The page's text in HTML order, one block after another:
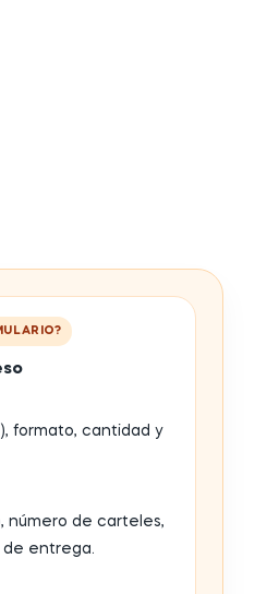
formato, cantidad y
número de carteles,
de entrega.